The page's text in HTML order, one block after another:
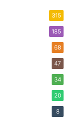
315
185
68
47
34
20
8